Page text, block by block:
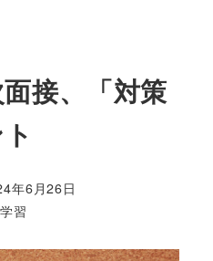
接、「対策
年6月26日
ー習